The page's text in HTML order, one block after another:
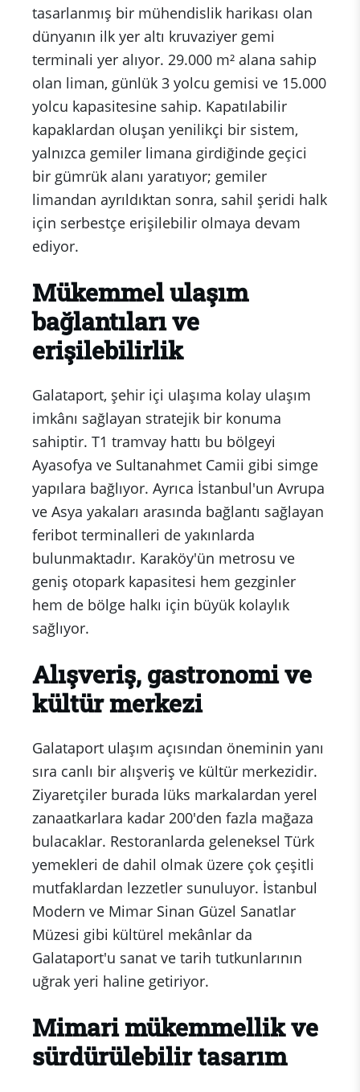
tasarlanmış bir mühendislik harikası olan
dünyanın ilk yer altı kruvaziyer gemi
terminali yer alıyor. 29.000 m² alana sahip
olan liman, günlük 3 yolcu gemisi ve 15.000
yolcu kapasitesine sahip. Kapatılabilir
kapaklardan oluşan yenilikçi bir sistem,
yalnızca gemiler limana girdiğinde geçici
bir gümrük alanı yaratıyor; gemiler
limandan ayrıldıktan sonra, sahil şeridi halk
için serbestçe erişilebilir olmaya devam
ediyor.
Mükemmel ulaşım
bağlantıları ve
erişilebilirlik
Galataport, şehir içi ulaşıma kolay ulaşım
imkânı sağlayan stratejik bir konuma
sahiptir. T1 tramvay hattı bu bölgeyi
Ayasofya ve Sultanahmet Camii gibi simge
yapılara bağlıyor. Ayrıca İstanbul'un Avrupa
ve Asya yakaları arasında bağlantı sağlayan
feribot terminalleri de yakınlarda
bulunmaktadır. Karaköy'ün metrosu ve
geniş otopark kapasitesi hem gezginler
hem de bölge halkı için büyük kolaylık
sağlıyor.
Alışveriş, gastronomi ve
kültür merkezi
Galataport ulaşım açısından öneminin yanı
sıra canlı bir alışveriş ve kültür merkezidir.
Ziyaretçiler burada lüks markalardan yerel
zanaatkarlara kadar 200'den fazla mağaza
bulacaklar. Restoranlarda geleneksel Türk
yemekleri de dahil olmak üzere çok çeşitli
mutfaklardan lezzetler sunuluyor. İstanbul
Modern ve Mimar Sinan Güzel Sanatlar
Müzesi gibi kültürel mekânlar da
Galataport'u sanat ve tarih tutkunlarının
uğrak yeri haline getiriyor.
Mimari mükemmellik ve
sürdürülebilir tasarım